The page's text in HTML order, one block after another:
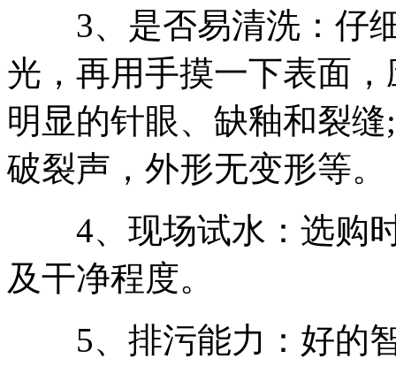
3、是否易清洗：仔细
光，再用手摸一下表面
明显的针眼、缺釉和裂
破裂声，外形无变形等。
4、现场试水：选购时
及干净程度。
5、排污能力：好的智